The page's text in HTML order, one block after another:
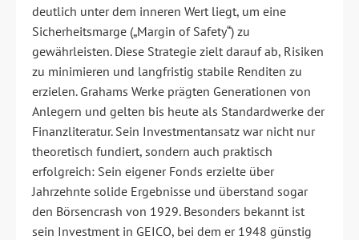
deutlich unter dem inneren Wert liegt, um eine
Sicherheitsmarge („Margin of Safety“) zu
gewährleisten. Diese Strategie zielt darauf ab, Risiken
zu minimieren und langfristig stabile Renditen zu
erzielen. Grahams Werke prägten Generationen von
Anlegern und gelten bis heute als Standardwerke der
Finanzliteratur. Sein Investmentansatz war nicht nur
theoretisch fundiert, sondern auch praktisch
erfolgreich: Sein eigener Fonds erzielte über
Jahrzehnte solide Ergebnisse und überstand sogar
den Börsencrash von 1929. Besonders bekannt ist
sein Investment in GEICO, bei dem er 1948 günstig